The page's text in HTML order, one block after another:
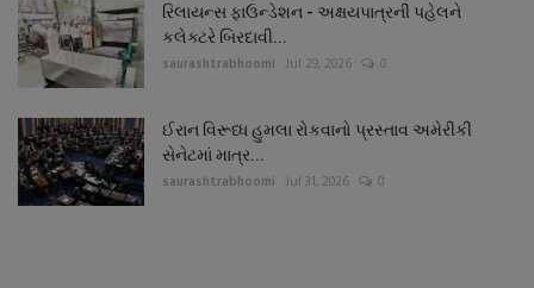
રિલાયન્સ ફાઉન્ડેશન - અક્ષયપાત્રની પહેલને
કલેક્ટરે બિરદાવી...
saurashtrabhoomi Jul 29, 2026 0
ઈરાન વિરૂધ્ધ હુમલા રોકવાનો પ્રસ્તાવ અમેરીકી
સેનેટમાં માત્ર...
saurashtrabhoomi Jul 31, 2026 0